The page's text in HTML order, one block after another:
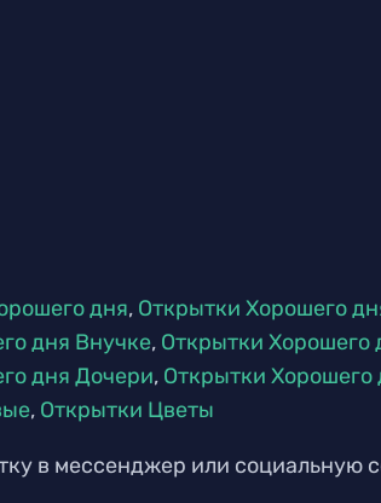
дня, Открытки Хорошего
дня Внучке, Открытки Хорошего
дня Дочери, Открытки
, Открытки Цветы
в мессенджер или социальную